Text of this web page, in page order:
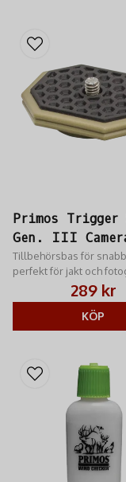
inom
övertaget i fält.
Primos
Gen. III
Mount
Tillbehörsbas för
perfekt för jakt och
med standard ¼”-20
289 kr
KÖP